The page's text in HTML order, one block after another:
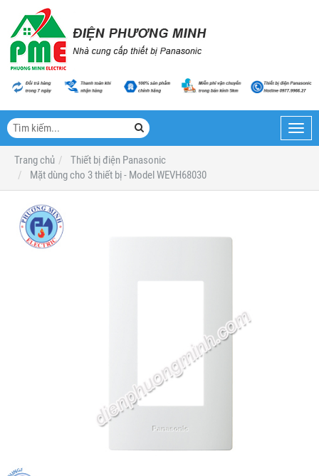
Trang chủ
Thiết bị điện Panasonic
Mặt dùng cho 3 thiết bị - Model WEVH68030